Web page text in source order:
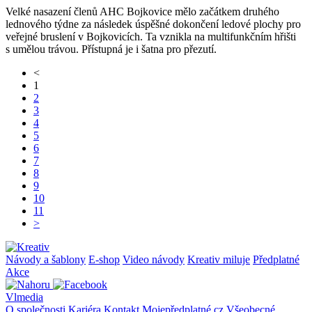
Velké nasazení členů AHC Bojkovice mělo začátkem druhého
lednového týdne za následek úspěšné dokončení ledové plochy pro
veřejné bruslení v Bojkovicích. Ta vznikla na multifunkčním hřišti
s umělou trávou. Přístupná je i šatna pro přezutí.
<
1
2
3
4
5
6
7
8
9
10
11
>
Návody a šablony E-shop Video návody Kreativ miluje Předplatné
Akce
Vlmedia